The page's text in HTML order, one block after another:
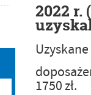
2022 r.
U
1750 zł.